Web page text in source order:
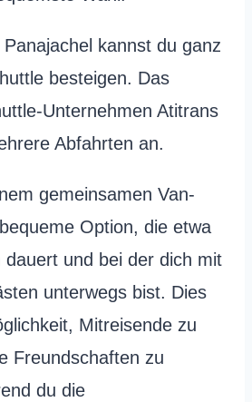
kannst du ganz
besteigen. Das
Unternehmen Atitrans
Abfahrten an.
gemeinsamen Van-
Option, die etwa
dauert und bei der dich mit
unterwegs bist. Dies
Mitreisende zu
Freundschaften zu
du die